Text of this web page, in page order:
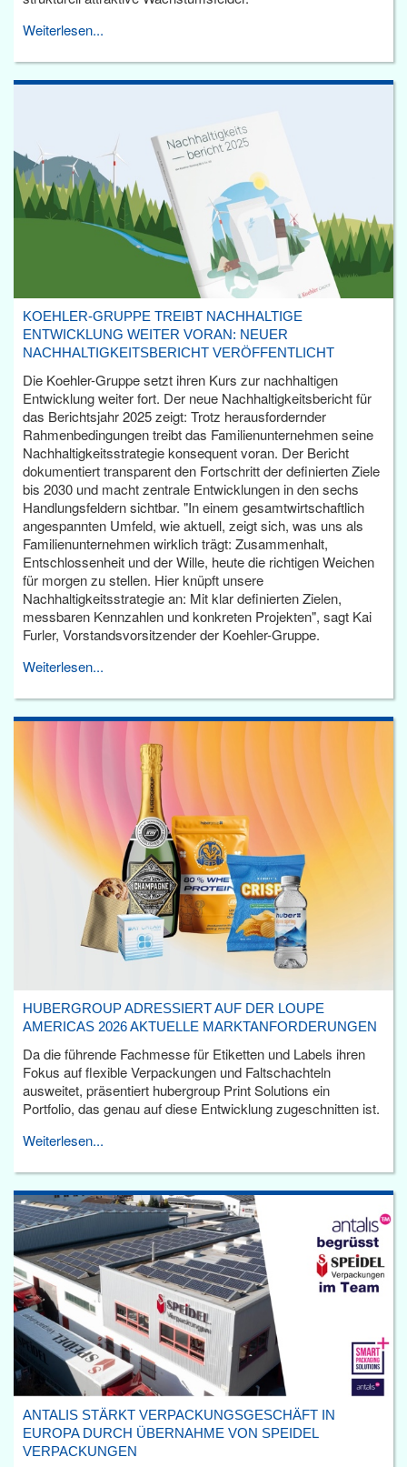
Weiterlesen...
KOEHLER-GRUPPE TREIBT NACHHALTIGE
ENTWICKLUNG WEITER VORAN: NEUER
NACHHALTIGKEITSBERICHT VERÖFFENTLICHT
Die Koehler-Gruppe setzt ihren Kurs zur nachhaltigen
Entwicklung weiter fort. Der neue Nachhaltigkeitsbericht für
das Berichtsjahr 2025 zeigt: Trotz herausfordernder
Rahmenbedingungen treibt das Familienunternehmen seine
Nachhaltigkeitsstrategie konsequent voran. Der Bericht
dokumentiert transparent den Fortschritt der definierten Ziele
bis 2030 und macht zentrale Entwicklungen in den sechs
Handlungsfeldern sichtbar. "In einem gesamtwirtschaftlich
angespannten Umfeld, wie aktuell, zeigt sich, was uns als
Familienunternehmen wirklich trägt: Zusammenhalt,
Entschlossenheit und der Wille, heute die richtigen Weichen
für morgen zu stellen. Hier knüpft unsere
Nachhaltigkeitsstrategie an: Mit klar definierten Zielen,
messbaren Kennzahlen und konkreten Projekten", sagt Kai
Furler, Vorstandsvorsitzender der Koehler-Gruppe.
Weiterlesen...
HUBERGROUP ADRESSIERT AUF DER LOUPE
AMERICAS 2026 AKTUELLE MARKTANFORDERUNGEN
Da die führende Fachmesse für Etiketten und Labels ihren
Fokus auf flexible Verpackungen und Faltschachteln
ausweitet, präsentiert hubergroup Print Solutions ein
Portfolio, das genau auf diese Entwicklung zugeschnitten ist.
Weiterlesen...
ANTALIS STÄRKT VERPACKUNGSGESCHÄFT IN
EUROPA DURCH ÜBERNAHME VON SPEIDEL
VERPACKUNGEN